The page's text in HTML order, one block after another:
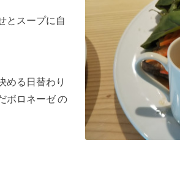
とスープに自
める日替わり
ボロネーゼ の